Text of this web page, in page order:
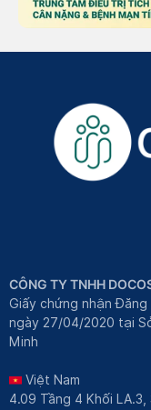
CÔNG TY TNHH
Giấy chứng nhận
ngày 27/04/2020 tại
Minh
Việt Nam
4.09 Tầng 4 Khối